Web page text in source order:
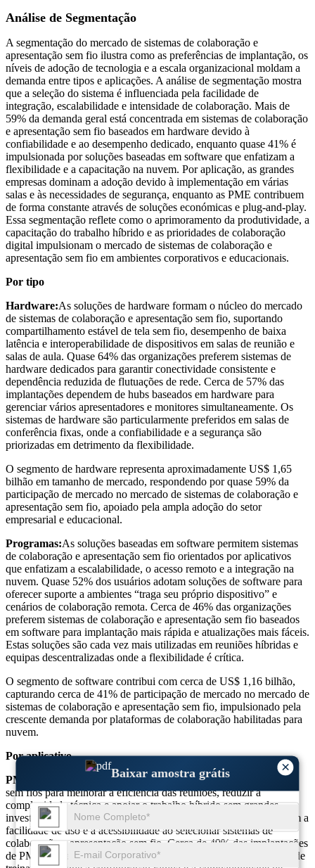
×
Baixar amostra grátis
Análise de Segmentação
A segmentação do mercado de sistemas de colaboração e
apresentação sem fio ilustra como as preferências de implantação, os
níveis de adoção de tecnologia e a escala organizacional moldam a
demanda entre tipos e aplicações. A análise de segmentação mostra
que a seleção do sistema é influenciada pela facilidade de
integração, escalabilidade e intensidade de colaboração. Mais de
59% da demanda geral está concentrada em sistemas de colaboração
e apresentação sem fio baseados em hardware devido à
confiabilidade e ao desempenho dedicado, enquanto quase 41% é
impulsionada por soluções baseadas em software que enfatizam a
flexibilidade e a capacitação na nuvem. Por aplicação, as grandes
empresas dominam a adoção devido à implementação em várias
salas e às necessidades de segurança, enquanto as PME contribuem
de forma constante através de soluções económicas e plug-and-play.
Essa segmentação reflete como o aprimoramento da produtividade, a
capacitação do trabalho híbrido e as prioridades de colaboração
digital impulsionam o mercado de sistemas de colaboração e
apresentação sem fio em ambientes corporativos e educacionais.
Por tipo
Hardware:As soluções de hardware formam o núcleo do mercado
de sistemas de colaboração e apresentação sem fio, suportando
compartilhamento estável de tela sem fio, desempenho de baixa
latência e interoperabilidade de dispositivos em salas de reunião e
salas de aula. Quase 64% das organizações preferem sistemas de
hardware dedicados para garantir conectividade consistente e
dependência reduzida de flutuações de rede. Cerca de 57% das
implantações dependem de hubs baseados em hardware para
gerenciar vários apresentadores e monitores simultaneamente. Os
sistemas de hardware são particularmente preferidos em salas de
conferência fixas, onde a confiabilidade e a segurança são
priorizadas em detrimento da flexibilidade.
O segmento de hardware representa aproximadamente US$ 1,65
bilhão em tamanho de mercado, respondendo por quase 59% da
participação de mercado no mercado de sistemas de colaboração e
apresentação sem fio, apoiado pela ampla adoção do setor
empresarial e educacional.
Programas:As soluções baseadas em software permitem sistemas
de colaboração e apresentação sem fio orientados por aplicativos
que enfatizam a escalabilidade, o acesso remoto e a integração na
nuvem. Quase 52% dos usuários adotam soluções de software para
oferecer suporte a ambientes “traga seu próprio dispositivo” e
cenários de colaboração remota. Cerca de 46% das organizações
preferem sistemas de colaboração e apresentação sem fio baseados
em software para implantação mais rápida e atualizações mais fáceis.
Estas soluções são cada vez mais utilizadas em reuniões híbridas e
equipas descentralizadas onde a flexibilidade é crítica.
O segmento de software contribui com cerca de US$ 1,16 bilhão,
capturando cerca de 41% de participação de mercado no mercado de
sistemas de colaboração e apresentação sem fio, impulsionado pela
crescente demanda por plataformas de colaboração habilitadas para
nuvem.
Por aplicativo
PME:
As PMEs adoptam sistemas de colaboração e apresentação
sem fios para melhorar a eficiência das reuniões, reduzir a
complexidade técnica e apoiar o trabalho híbrido sem grandes
investimentos em infra-estruturas. Quase 61% das PMEs priorizam a
facilidade de uso e a acessibilidade ao selecionar sistemas de
colaboração e apresentação sem fio. Cerca de 49% das implantações
de PME concentram-se em pequenas salas de reuniões e espaços de